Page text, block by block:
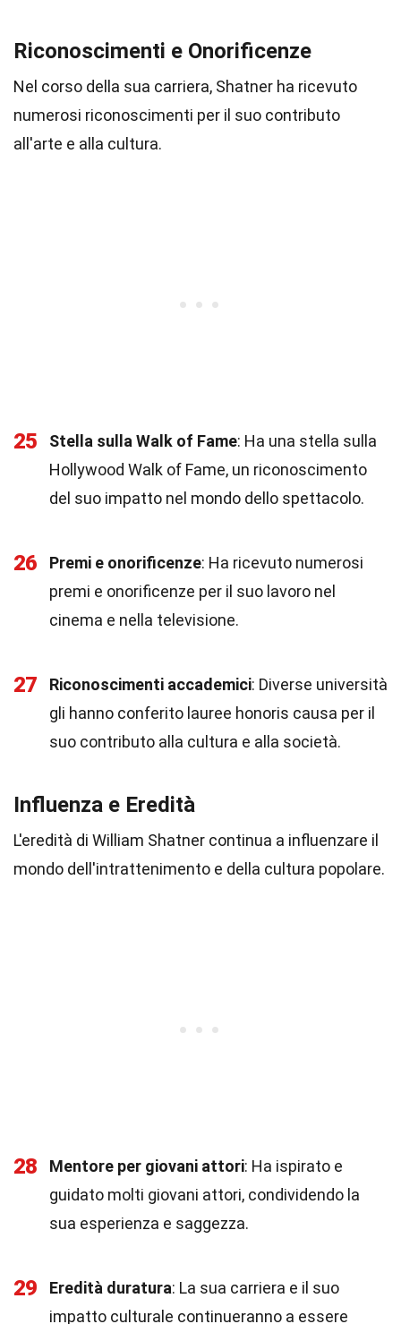
Riconoscimenti e Onorificenze
Nel corso della sua carriera, Shatner ha ricevuto
numerosi riconoscimenti per il suo contributo
all'arte e alla cultura.
25 Stella sulla Walk of Fame: Ha una stella sulla
Hollywood Walk of Fame, un riconoscimento
del suo impatto nel mondo dello spettacolo.
26 Premi e onorificenze: Ha ricevuto numerosi
premi e onorificenze per il suo lavoro nel
cinema e nella televisione.
27 Riconoscimenti accademici: Diverse università
gli hanno conferito lauree honoris causa per il
suo contributo alla cultura e alla società.
Influenza e Eredità
L'eredità di William Shatner continua a influenzare il
mondo dell'intrattenimento e della cultura popolare.
28 Mentore per giovani attori: Ha ispirato e
guidato molti giovani attori, condividendo la
sua esperienza e saggezza.
29 Eredità duratura: La sua carriera e il suo
impatto culturale continueranno a essere